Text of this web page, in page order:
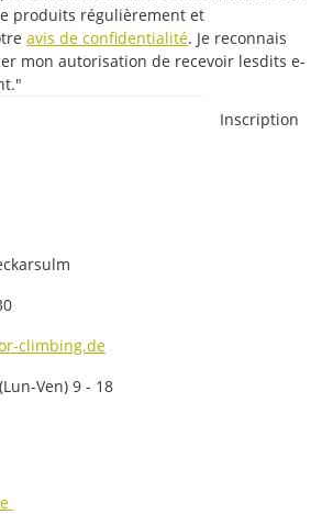
produits régulièrement et
avis de confidentialité. Je reconnais
mon autorisation de recevoir lesdits e-
Inscription
climbing.de
Ven) 9 - 18